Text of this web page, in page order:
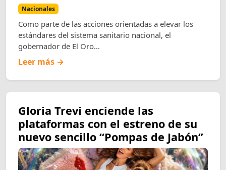
Nacionales
Como parte de las acciones orientadas a elevar los
estándares del sistema sanitario nacional, el
gobernador de El Oro...
Leer más →
Gloria Trevi enciende las
plataformas con el estreno de su
nuevo sencillo “Pompas de Jabón”